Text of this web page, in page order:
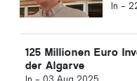
In -
125 Millionen Euro
der Algarve